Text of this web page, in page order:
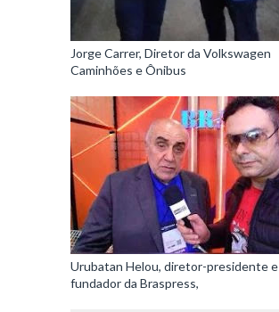
Jorge Carrer, Diretor da Volkswagen
Caminhões e Ônibus
Urubatan Helou, diretor-presidente e
fundador da Braspress,